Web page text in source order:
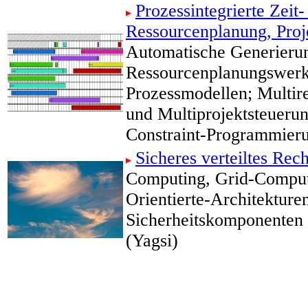
Prozessintegrierte
Ressourcenplanung,
Automatische
Prozessmodellen;
und
Constraint-
Sicheres verteiltes
Computing, Grid-
Orientierte-
(Yagsi)